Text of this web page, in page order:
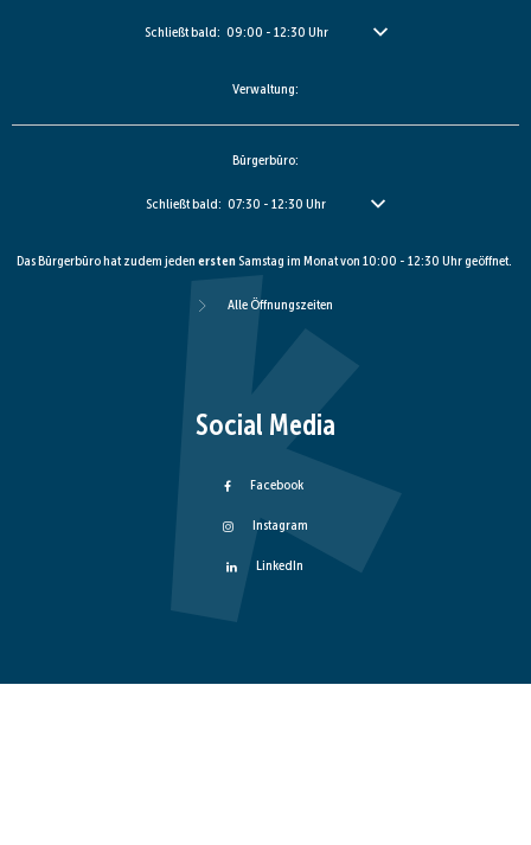
Klicken, um weitere Öffnungs- oder Schließzeiten auszublenden
Schließt bald: 09:00 - 12:30 Uhr Von 09:00 bis 12:30 Uhr
Verwaltung:
Bürgerbüro:
Klicken, um weitere Öffnungs- oder Schließzeiten auszublenden
Schließt bald: 07:30 - 12:30 Uhr Von 07:30 bis 12:30 Uhr
Das Bürgerbüro hat zudem jeden erstenSamstag im Monat von 10:00 - 12:30 Uhr geöffnet.
Alle Öffnungszeiten
Social Media
Facebook
Instagram
LinkedIn